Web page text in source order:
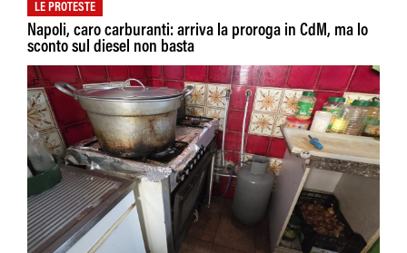
LE PROTESTE
Napoli, caro carburanti: arriva la proroga in CdM, ma lo
sconto sul diesel non basta